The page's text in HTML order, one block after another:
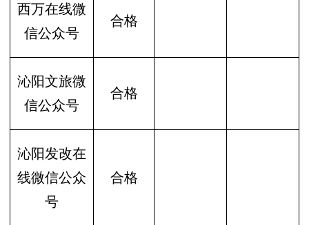
西万在线微
信公众号
合格
沁阳文旅微
信公众号
合格
沁阳发改在
线微信公众
号
合格